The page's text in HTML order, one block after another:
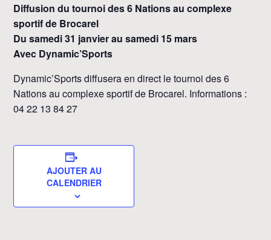
Diffusion du tournoi des 6 Nations au complexe
sportif de Brocarel
Du samedi 31 janvier au samedi 15 mars
Avec Dynamic’Sports
Dynamic’Sports diffusera en direct le tournoi des 6
Nations au complexe sportif de Brocarel. Informations :
04 22 13 84 27
AJOUTER AU
CALENDRIER